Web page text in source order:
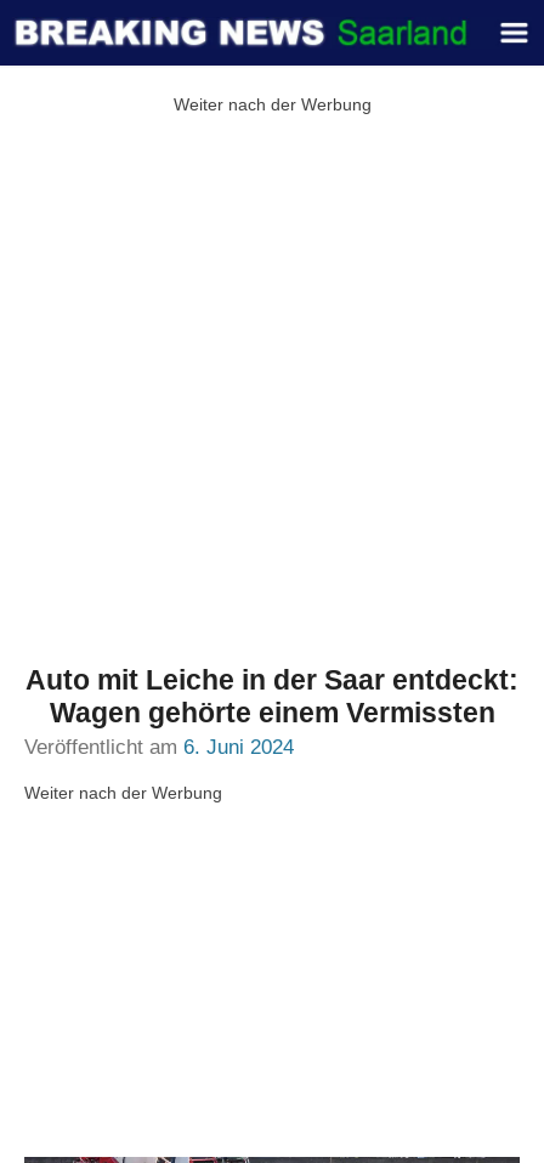
Weiter nach der Werbung
Auto mit Leiche in der Saar entdeckt:
Wagen gehörte einem Vermissten
Veröffentlicht am 6. Juni 2024
Weiter nach der Werbung